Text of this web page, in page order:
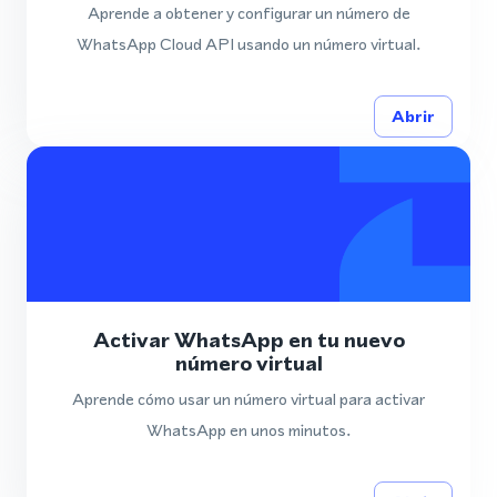
Aprende a obtener y configurar un número de
WhatsApp Cloud API usando un número virtual.
Abrir
Activar WhatsApp en tu nuevo
número virtual
Aprende cómo usar un número virtual para activar
WhatsApp en unos minutos.